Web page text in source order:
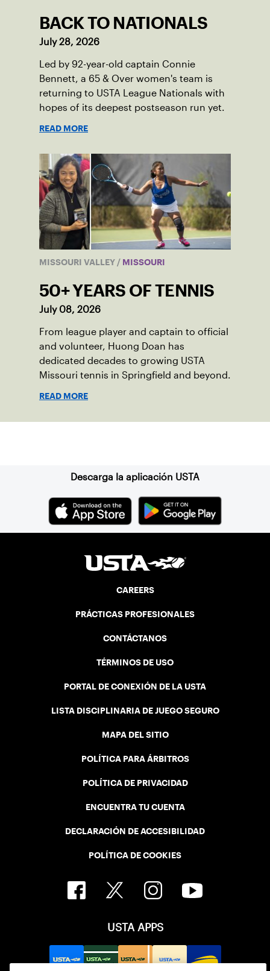
BACK TO NATIONALS
July 28, 2026
Led by 92-year-old captain Connie
Bennett, a 65 & Over women's team is
returning to USTA League Nationals with
hopes of its deepest postseason run yet.
READ MORE
MISSOURI VALLEY / MISSOURI
50+ YEARS OF TENNIS
July 08, 2026
From league player and captain to official
and volunteer, Huong Doan has
dedicated decades to growing USTA
Missouri tennis in Springfield and beyond.
READ MORE
Descarga la aplicación USTA
CAREERS
PRÁCTICAS PROFESIONALES
CONTÁCTANOS
TÉRMINOS DE USO
PORTAL DE CONEXIÓN DE LA USTA
LISTA DISCIPLINARIA DE JUEGO SEGURO
MAPA DEL SITIO
POLÍTICA PARA ÁRBITROS
POLÍTICA DE PRIVACIDAD
ENCUENTRA TU CUENTA
DECLARACIÓN DE ACCESIBILIDAD
POLÍTICA DE COOKIES
USTA APPS